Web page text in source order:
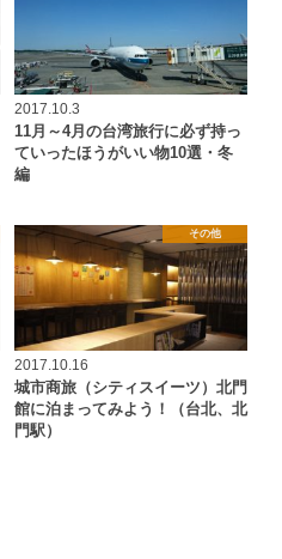
2017.10.3
11月～4月の台湾旅行に必ず持っ
ていったほうがいい物10選・冬
編
その他
2017.10.16
城市商旅（シティスイーツ）北門
館に泊まってみよう！（台北、北
門駅）